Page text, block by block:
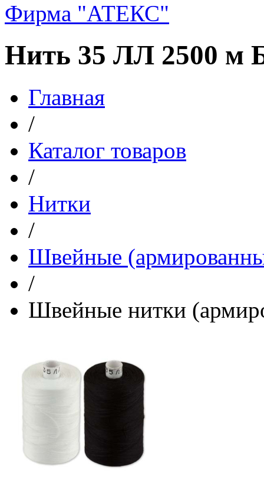
Фирма "АТЕКС"
Нить 35 ЛЛ 2500 м
Главная
/
Каталог товаров
/
Нитки
/
Швейные
/
Швейные нитки